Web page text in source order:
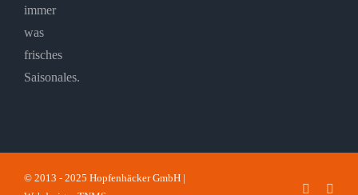
immer
was
frisches
Saisonales.
© 2013 - 2025 Hopfenhäcker GmbH |
Facebook